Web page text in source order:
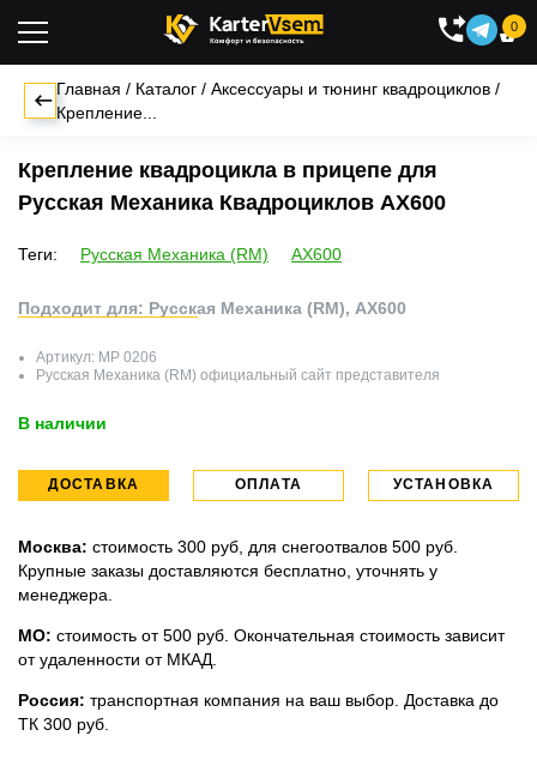

0
Главная / Каталог / Аксессуары и тюнинг квадроциклов /
Крепление...
Крепление квадроцикла в прицепе для
Русская Механика Квадроциклов AX600
Теги: Русская Механика (RM) AX600
Подходит для: Русская Механика (RM), AX600
Артикул: MP 0206
Русская Механика (RM) официальный сайт представителя
В наличии
ДОСТАВКА ОПЛАТА УСТАНОВКА
Москва: стоимость 300 руб, для снегоотвалов 500 руб.
Крупные заказы доставляются бесплатно, уточнять у
менеджера.
МО: стоимость от 500 руб. Окончательная стоимость зависит
от удаленности от МКАД.
Россия: транспортная компания на ваш выбор. Доставка до
ТК 300 руб.